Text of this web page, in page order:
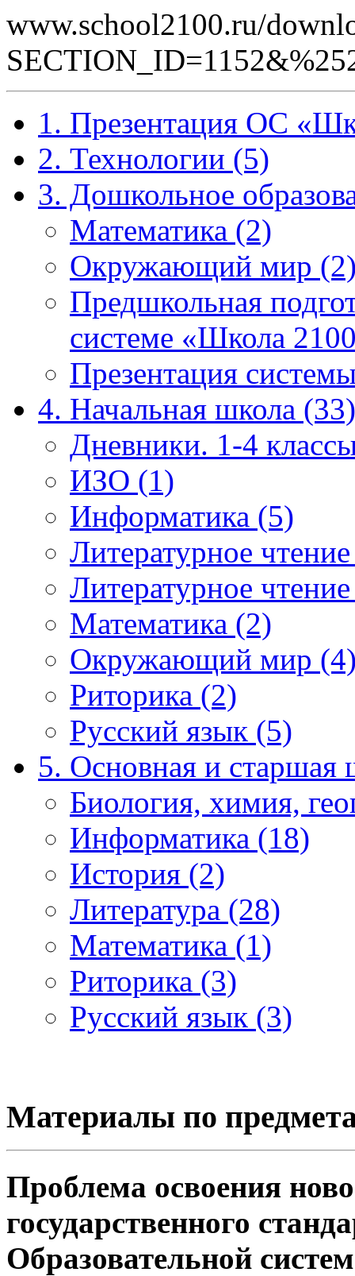
www.school2100.ru/
1. Презентация ОС
2. Технологии (5)
3. Дошкольное
Математика (2)
Окружающий мир
Предшкольная
системе «Школа
Презентация
4. Начальная школа (33)
Дневники. 1-4
ИЗО (1)
Информатика (5)
Литературное
Литературное
Математика (2)
Окружающий мир
Риторика (2)
Русский язык (5)
5. Основная и старшая
Биология, химия,
Информатика (18)
История (2)
Литература (28)
Математика (1)
Риторика (3)
Русский язык (3)
Материалы по
Проблема освоения
государственного
Образовательной